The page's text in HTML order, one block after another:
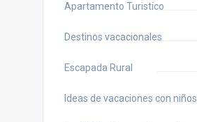
Apartamento Turistico
Destinos vacacionales
Escapada Rural
Ideas de vacaciones con niños